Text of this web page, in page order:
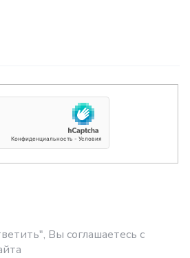
Вы соглашаетесь с